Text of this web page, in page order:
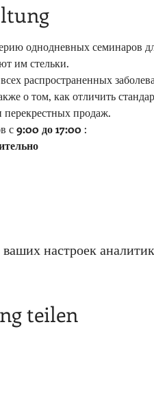
однодневных семинаров
им стельки.
о том, как отличить
перекрестных продаж.
с 9:00 до 17:00 :
настроек
teilen